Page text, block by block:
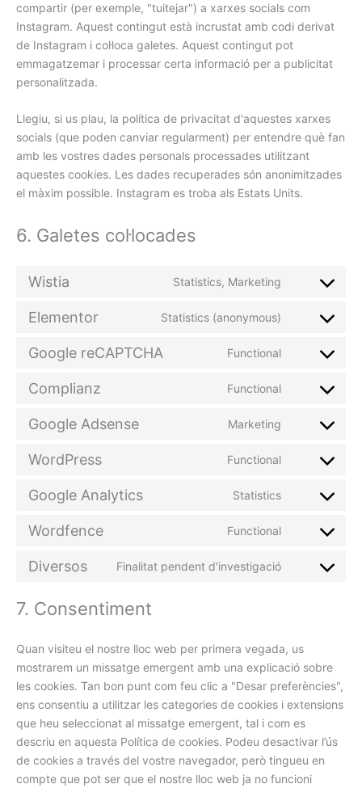
compartir (per exemple, "tuitejar") a xarxes socials com
Instagram. Aquest contingut està incrustat amb codi derivat
de Instagram i col·loca galetes. Aquest contingut pot
emmagatzemar i processar certa informació per a publicitat
personalitzada.
Llegiu, si us plau, la política de privacitat d'aquestes xarxes
socials (que poden canviar regularment) per entendre què fan
amb les vostres dades personals processades utilitzant
aquestes cookies. Les dades recuperades són anonimitzades
el màxim possible. Instagram es troba als Estats Units.
6. Galetes col·locades
Wistia Statistics, Marketing
Elementor Statistics (anonymous)
Google reCAPTCHA Functional
Complianz Functional
Google Adsense Marketing
WordPress Functional
Google Analytics Statistics
Wordfence Functional
Diversos Finalitat pendent d'investigació
7. Consentiment
Quan visiteu el nostre lloc web per primera vegada, us
mostrarem un missatge emergent amb una explicació sobre
les cookies. Tan bon punt com feu clic a "Desar preferències",
ens consentiu a utilitzar les categories de cookies i extensions
que heu seleccionat al missatge emergent, tal i com es
descriu en aquesta Política de cookies. Podeu desactivar l’ús
de cookies a través del vostre navegador, però tingueu en
compte que pot ser que el nostre lloc web ja no funcioni